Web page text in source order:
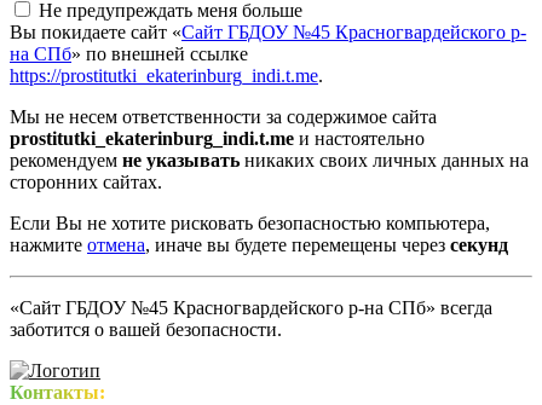
Не предупреждать меня больше
Вы покидаете сайт «Сайт ГБДОУ №45 Красногвардейского р-
на СПб» по внешней ссылке
https://prostitutki_ekaterinburg_indi.t.me.
Мы не несем ответственности за содержимое сайта
prostitutki_ekaterinburg_indi.t.me и настоятельно
рекомендуем не указывать никаких своих личных данных на
сторонних сайтах.
Если Вы не хотите рисковать безопасностью компьютера,
нажмите отмена, иначе вы будете перемещены через секунд
«Сайт ГБДОУ №45 Красногвардейского р-на СПб» всегда
заботится о вашей безопасности.
Контакты: